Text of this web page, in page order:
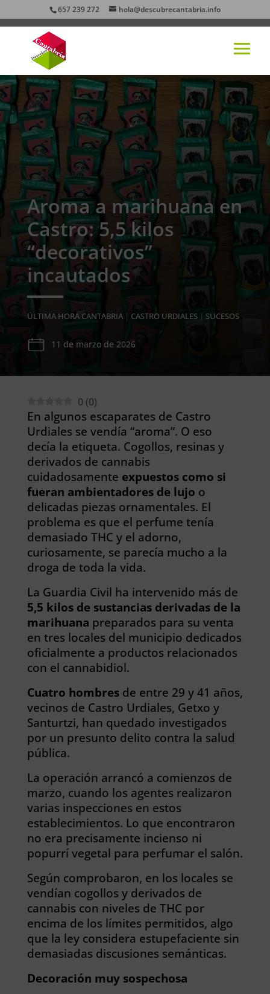
657 239 272 hola@descubrecantabria.info
Aroma a marihuana en
Castro: 5,5 kilos
“decorativos”
incautados
ÚLTIMA HORA CANTABRIA| CASTRO URDIALES| SUCESOS
11 de marzo de 2026
0 (0)
En algunos escaparates de Castro
Urdiales se vendía “aroma”. O eso
decía la etiqueta. Cogollos, resinas y
derivados de cannabis
cuidadosamente expuestos como si
fueran ambientadores de lujo o
delicadas piezas ornamentales. El
problema es que el perfume tenía
demasiado THC y el adorno,
curiosamente, se parecía mucho a la
droga de toda la vida.
La Guardia Civil ha intervenido más de
5,5 kilos de sustancias derivadas de la
marihuana preparados para su venta
en tres locales del municipio dedicados
oficialmente a productos relacionados
con el cannabidiol.
Cuatro hombresde entre 29 y 41 años,
vecinos de Castro Urdiales, Getxo y
Santurtzi, han quedado investigados
por un presunto delito contra la salud
pública.
La operación arrancó a comienzos de
marzo, cuando los agentes realizaron
varias inspecciones en estos
establecimientos. Lo que encontraron
no era precisamente incienso ni
popurrí vegetal para perfumar el salón.
Según comprobaron, en los locales se
vendían cogollos y derivados de
cannabis con niveles de THC por
encima de los límites permitidos, algo
que la ley considera estupefaciente sin
demasiadas discusiones semánticas.
Decoración muy sospechosa